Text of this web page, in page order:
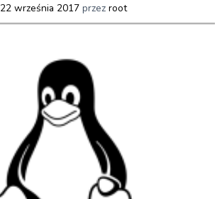
22 września 2017 przez root